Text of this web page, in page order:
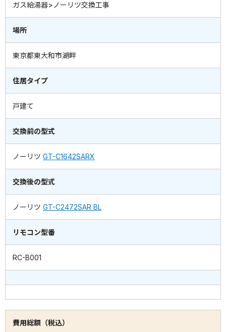
ガス給湯器>ノーリツ交換工事
場所
東京都東大和市湖畔
住居タイプ
戸建て
交換前の型式
ノーリツ GT-C1642SARX
交換後の型式
ノーリツ GT-C2472SAR BL
リモコン型番
RC-B001
費用総額（税込）